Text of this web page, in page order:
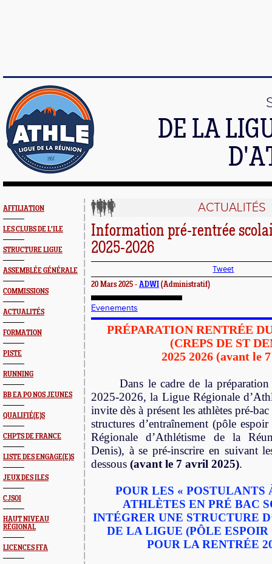
DE LA
AFFILIATION
LES CLUBS DE L'ILE
STRUCTURE LIGUE
ASSEMBLÉE GÉNÉRALE
COMMISSIONS
ACTUALITÉS
FORMATION
PISTE
RUNNING
BB EA PO NOS JEUNES
QUALIFIÉ(E)S
CHPTS DE FRANCE
LISTE DES ENGAGE(E)S
JEUX DES ILES
CJSOI
HAUT NIVEAU
RÉGIONAL
LICENCES FFA
ACTUALITÉS
Information pré-rentrée
2025-2026
Tweet
20 Mars 2025 - ADWI (Administratif)
Evenements
PRÉPARATION RENTRÉE
(CREPS DE ST
2025 2026 (avant le
Dans le cadre de la
2025-2026, la Ligue Régionale
invite dès à présent les athlètes pré-
structures d’entraînement (pôle
Régionale d’Athlétisme de la
Denis), à sepré-inscrire en suivant
dessous (avant le 7 avril 2025).
POUR LES « POSTULANTS
ATHLÈTES EN PRÉ BAC
INTÉGRER UNE STRUCTURE
DE LA LIGUE (PÔLE ESPOIR
POUR LA RENTRÉE